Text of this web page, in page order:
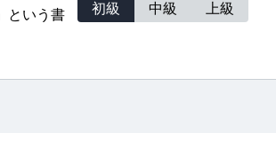
という書
初級 中級 上級